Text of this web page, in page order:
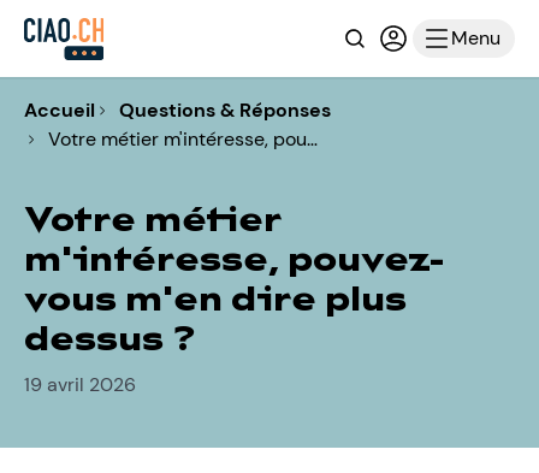
RechercheConnexion
Menu
Accueil
Questions & Réponses
Votre métier m'intéresse, pou…
Votre métier
m'intéresse, pouvez-
vous m'en dire plus
dessus ?
19 avril 2026